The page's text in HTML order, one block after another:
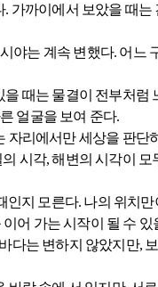
가까이에서 보았을 때
야는 계속 변했다. 어느
때는 물결이 전부처럼
얼굴을 보여 준다.
리에서만 세상을 판단
시각, 해변의 시각이
지 모른다. 나의 위치
어 가는 시작이 될 수 있
다는 변하지 않았지만,